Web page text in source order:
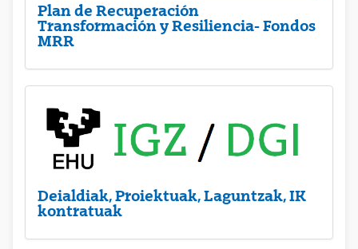
Plan de Recuperación
Transformación y Resiliencia- Fondos
MRR
Deialdiak, Proiektuak, Laguntzak, IK
kontratuak